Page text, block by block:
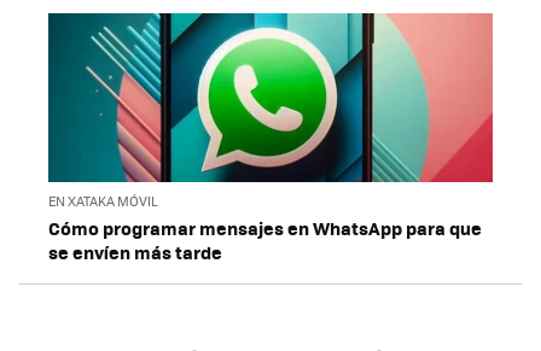
EN XATAKA MÓVIL
Cómo programar mensajes en WhatsApp para que
se envíen más tarde